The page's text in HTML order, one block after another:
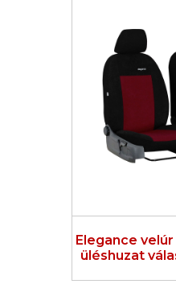
Elegance
üléshuzat